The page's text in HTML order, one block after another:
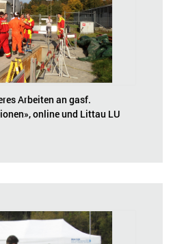
Arbeiten an gasf.
online und Littau LU